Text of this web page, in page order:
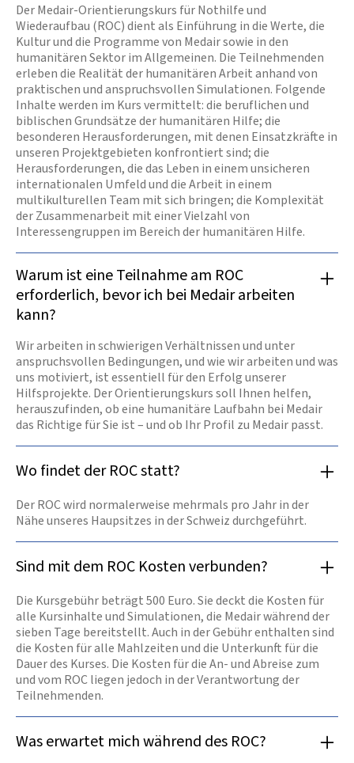
Der Medair-Orientierungskurs für Nothilfe und
Wiederaufbau (ROC) dient als Einführung in die Werte, die
Kultur und die Programme von Medair sowie in den
humanitären Sektor im Allgemeinen. Die Teilnehmenden
erleben die Realität der humanitären Arbeit anhand von
praktischen und anspruchsvollen Simulationen. Folgende
Inhalte werden im Kurs vermittelt: die beruflichen und
biblischen Grundsätze der humanitären Hilfe; die
besonderen Herausforderungen, mit denen Einsatzkräfte in
unseren Projektgebieten konfrontiert sind; die
Herausforderungen, die das Leben in einem unsicheren
internationalen Umfeld und die Arbeit in einem
multikulturellen Team mit sich bringen; die Komplexität
der Zusammenarbeit mit einer Vielzahl von
Interessengruppen im Bereich der humanitären Hilfe.
Warum ist eine Teilnahme am ROC
erforderlich, bevor ich bei Medair arbeiten
kann?
Wir arbeiten in schwierigen Verhältnissen und unter
anspruchsvollen Bedingungen, und wie wir arbeiten und was
uns motiviert, ist essentiell für den Erfolg unserer
Hilfsprojekte. Der Orientierungskurs soll Ihnen helfen,
herauszufinden, ob eine humanitäre Laufbahn bei Medair
das Richtige für Sie ist – und ob Ihr Profil zu Medair passt.
Wo findet der ROC statt?
Der ROC wird normalerweise mehrmals pro Jahr in der
Nähe unseres Haupsitzes in der Schweiz durchgeführt.
Sind mit dem ROC Kosten verbunden?
Die Kursgebühr beträgt 500 Euro. Sie deckt die Kosten für
alle Kursinhalte und Simulationen, die Medair während der
sieben Tage bereitstellt. Auch in der Gebühr enthalten sind
die Kosten für alle Mahlzeiten und die Unterkunft für die
Dauer des Kurses. Die Kosten für die An- und Abreise zum
und vom ROC liegen jedoch in der Verantwortung der
Teilnehmenden.
Was erwartet mich während des ROC?